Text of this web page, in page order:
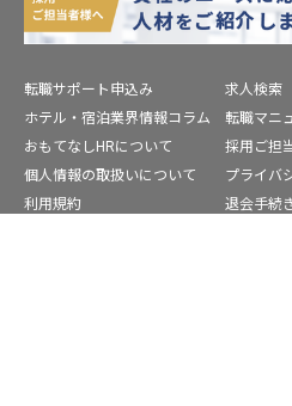
転職サポート申込み
求人検索
ホテル・宿泊業界情報コラム
転職マニ
おもてなしHRについて
採用ご担
個人情報の取扱いについて
プライバ
利用規約
退会手続